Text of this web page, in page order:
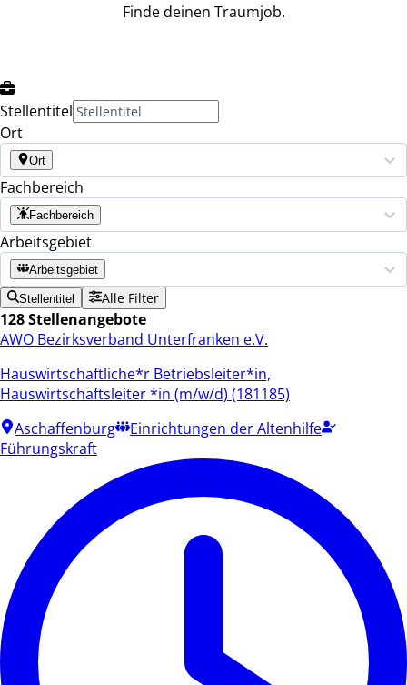
Finde deinen Traumjob.
Stellentitel
Ort
Ort
Fachbereich
Fachbereich
Arbeitsgebiet
Arbeitsgebiet
Stellentitel Alle Filter
128 Stellenangebote
AWO Bezirksverband Unterfranken e.V.
Hauswirtschaftliche*r Betriebsleiter*in,
Hauswirtschaftsleiter *in (m/w/d) (181185)
Aschaffenburg
Einrichtungen der Altenhilfe
Führungskraft